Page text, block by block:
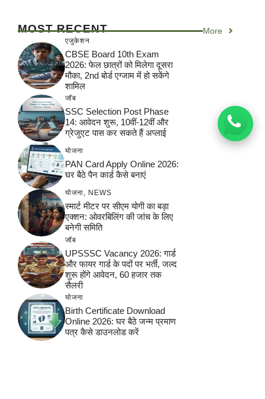
MOST RECENT More
एजुकेशन
CBSE Board 10th Exam
2026: फेल छात्रों को मिलेगा दूसरा
मौका, 2nd बोर्ड एग्जाम में हो सकेंगे
शामिल
जॉब
SSC Selection Post Phase
14: आवेदन शुरू, 10वीं-12वीं और
ग्रेजुएट पास कर सकते हैं अप्लाई
योजना
PAN Card Apply Online 2026:
घर बैठे पैन कार्ड कैसे बनाएं
योजना, NEWS
स्मार्ट मीटर पर सीएम योगी का बड़ा
एक्शन: ओवरबिलिंग की जांच के लिए
बनेगी समिति
जॉब
UPSSSC Vacancy 2026: गार्ड
और फायर गार्ड के पदों पर भर्ती, जल्द
शुरू होंगे आवेदन, 60 हजार तक
सैलरी
योजना
Birth Certificate Download
Online 2026: घर बैठे जन्म प्रमाण
पत्र कैसे डाउनलोड करें